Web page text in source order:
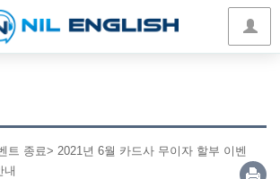
트 종료> 2021년 6월 카드사 무이자 할부 이벤
내